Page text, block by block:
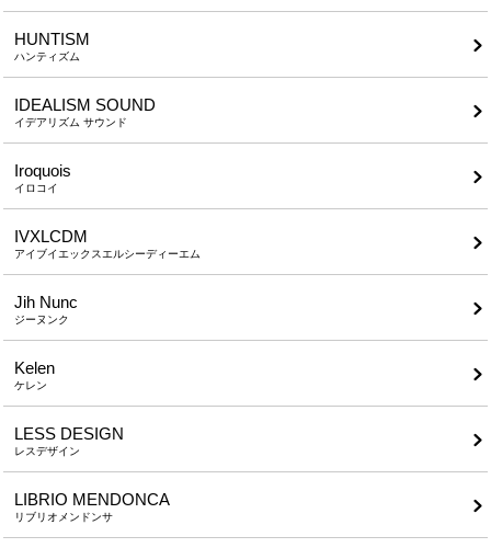
HUNTISM
ハンティズム
IDEALISM SOUND
イデアリズム サウンド
Iroquois
イロコイ
IVXLCDM
アイブイエックスエルシーディーエム
Jih Nunc
ジーヌンク
Kelen
ケレン
LESS DESIGN
レスデザイン
LIBRIO MENDONCA
リブリオメンドンサ